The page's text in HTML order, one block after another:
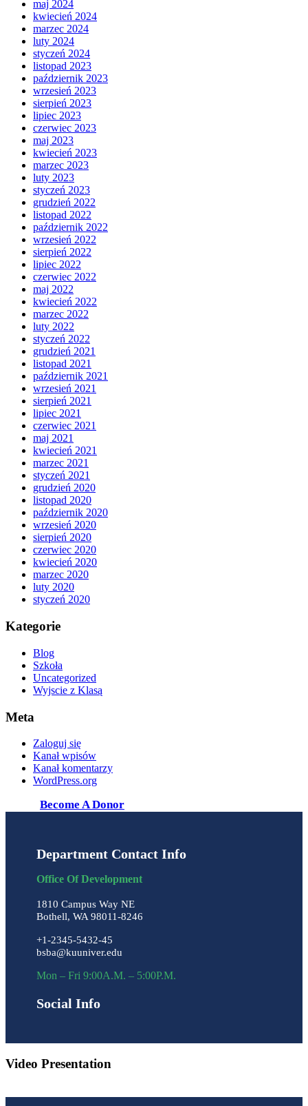
maj 2024
kwiecień 2024
marzec 2024
luty 2024
styczeń 2024
listopad 2023
październik 2023
wrzesień 2023
sierpień 2023
lipiec 2023
czerwiec 2023
maj 2023
kwiecień 2023
marzec 2023
luty 2023
styczeń 2023
grudzień 2022
listopad 2022
październik 2022
wrzesień 2022
sierpień 2022
lipiec 2022
czerwiec 2022
maj 2022
kwiecień 2022
marzec 2022
luty 2022
styczeń 2022
grudzień 2021
listopad 2021
październik 2021
wrzesień 2021
sierpień 2021
lipiec 2021
czerwiec 2021
maj 2021
kwiecień 2021
marzec 2021
styczeń 2021
grudzień 2020
listopad 2020
październik 2020
wrzesień 2020
sierpień 2020
czerwiec 2020
kwiecień 2020
marzec 2020
luty 2020
styczeń 2020
Kategorie
Blog
Szkoła
Uncategorized
Wyjscie z Klasą
Meta
Zaloguj się
Kanał wpisów
Kanał komentarzy
WordPress.org
Become A Donor
Department Contact Info
Office Of Development
1810 Campus Way NE
Bothell, WA 98011-8246
+1-2345-5432-45
bsba@kuuniver.edu
Mon – Fri 9:00A.M. – 5:00P.M.
Social Info
Video Presentation